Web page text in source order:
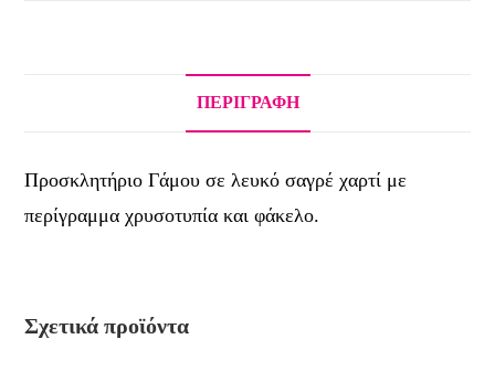
ΠΕΡΙΓΡΑΦΉ
Προσκλητήριο Γάμου σε λευκό σαγρέ χαρτί με
περίγραμμα χρυσοτυπία και φάκελο.
Σχετικά προϊόντα